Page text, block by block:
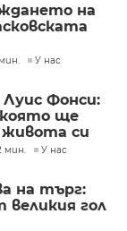
на
У нас
Фонси:
която ще
живота си
мин. У нас
на търг:
гол